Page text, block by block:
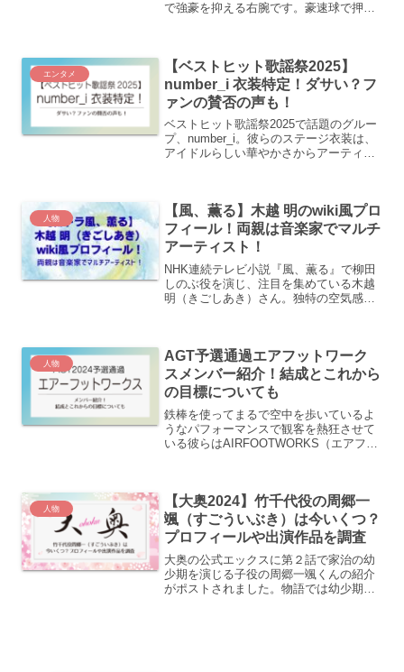
で強豪を抑える右腕です。豪速球で押す
方と由来、球種、球速以...
エンタメ
【ベストヒット歌謡祭2025】
number_i 衣装特定！ダサい？フ
ァンの賛否の声も！
ベストヒット歌謡祭2025で話題のグルー
プ、number_i。彼らのステージ衣装は、
アイドルらしい華やかさからアーティス
見えない、似合...
人物
【風、薫る】木越 明のwiki風プロ
フィール！両親は音楽家でマルチ
アーティスト！
NHK連続テレビ小説『風、薫る』で柳田
しのぶ役を演じ、注目を集めている木越
明（きごしあき）さん。独特の空気感と
な音楽家であり、ご自身...
人物
AGT予選通過エアフットワーク
スメンバー紹介！結成とこれから
の目標についても
鉄棒を使ってまるで空中を歩いているよ
うなパフォーマンスで観客を熱狂させて
いる彼らはAIRFOOTWORKS（エアフッ
た。...
人物
【大奥2024】竹千代役の周郷一
颯（すごういぶき）は今いくつ？
プロフィールや出演作品を調査
大奥の公式エックスに第２話で家治の幼
少期を演じる子役の周郷一颯くんの紹介
がポストされました。物語では幼少期の